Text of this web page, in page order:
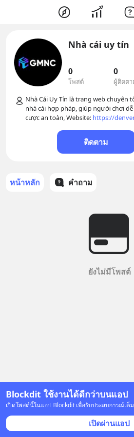
Blockdit ใช้งานได้ดีกว่าบนแอป
เปิดโพสต์นี้ในแอป Blockdit เพื่อรับประสบการณ์เต็
เปิดผ่านแอป
Nhà cái uy tín
0
โพสต์
0
ผู้ติดต
Nhà Cái Uy Tín là trang web chuyên
nhà cái hợp pháp, giúp người chơi
cược an toàn, Website: https://
ติดตาม
หน้าหลัก คำถาม
ยังไม่มีโพสต์